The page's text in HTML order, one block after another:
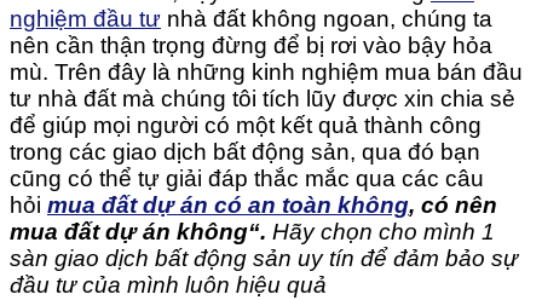
nghiệm đầu tư nhà đất không ngoan, chúng ta
nên cần thận trọng đừng để bị rơi vào bậy hỏa
mù. Trên đây là những kinh nghiệm mua bán đầu
tư nhà đất mà chúng tôi tích lũy được xin chia sẻ
để giúp mọi người có một kết quả thành công
trong các giao dịch bất động sản, qua đó bạn
cũng có thể tự giải đáp thắc mắc qua các câu
hỏi mua đất dự án có an toàn không, có nên
mua đất dự án không“. Hãy chọn cho mình 1
sàn giao dịch bất động sản uy tín để đảm bảo sự
đầu tư của mình luôn hiệu quả